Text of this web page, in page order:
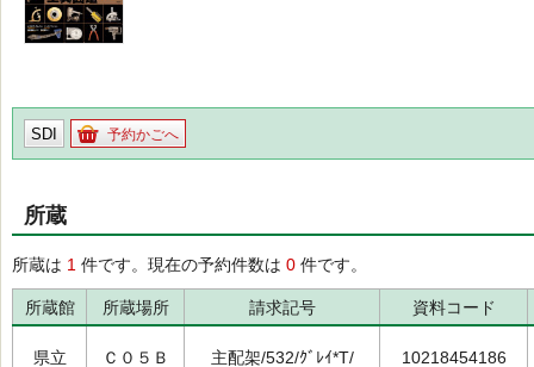
SDI 予約かごへ
所蔵
所蔵は 1 件です。現在の予約件数は 0 件です。
所蔵館 所蔵場所 請求記号 資料コード
県立 Ｃ０５Ｂ 主配架/532/ｸﾞﾚｲ*T/ 10218454186